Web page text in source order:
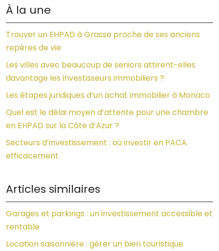
À la une
Trouver un EHPAD à Grasse proche de ses anciens
repères de vie
Les villes avec beaucoup de seniors attirent-elles
davantage les investisseurs immobiliers ?
Les étapes juridiques d’un achat immobilier à Monaco
Quel est le délai moyen d’attente pour une chambre
en EHPAD sur la Côte d’Azur ?
Secteurs d’investissement : où investir en PACA
efficacement
Articles similaires
Garages et parkings : un investissement accessible et
rentable
Location saisonnière : gérer un bien touristique